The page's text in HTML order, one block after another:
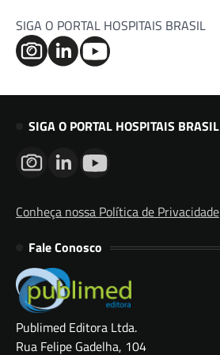
SIGA O PORTAL HOSPITAIS BRASIL
SIGA O PORTAL HOSPITAIS BRASIL
Conheça nossa Política de Privacidade
Fale Conosco
Publimed Editora Ltda.
Rua Felipe Gadelha, 104